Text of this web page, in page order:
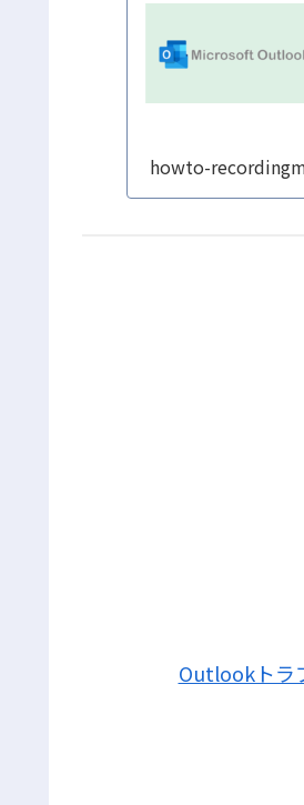
howto-
Outlookトラ